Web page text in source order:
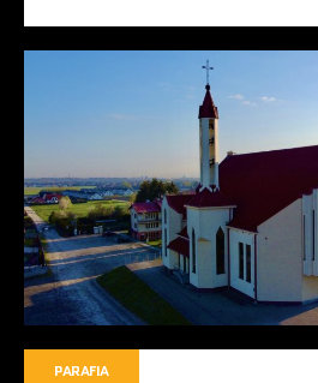
PARAFIA